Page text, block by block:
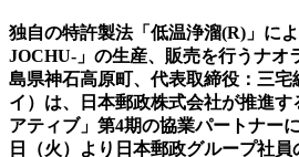
独自の特許製法「低温浄溜(R)」に
JOCHU-」の生産、販売を行うナオ
島県神石高原町、代表取締役：三宅
イ）は、日本郵政株式会社が推進
アティブ」第4期の協業パートナー
日（火）より日本郵政グループ社